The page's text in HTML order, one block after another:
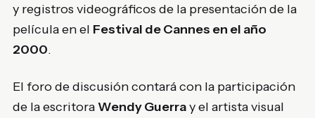
y registros videográficos de la presentación de la
película en el Festival de Cannes en el año
2000.
El foro de discusión contará con la participación
de la escritoraWendy Guerray el artista visual